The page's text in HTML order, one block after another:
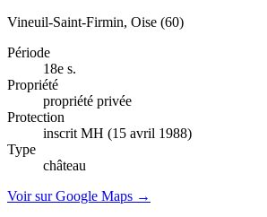
Vineuil-Saint-Firmin, Oise (60)
Période
18e s.
Propriété
propriété privée
Protection
inscrit MH (15 avril 1988)
Type
château
Voir sur Google Maps →